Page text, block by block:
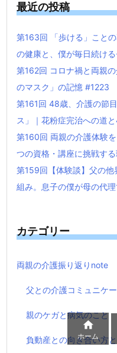
最近の投稿
第163回 「歩ける」こと
の健康と、僕が毎日続け
第162回 コロナ禍と両親
のマスク」の記憶 #1223
第161回 48歳、介護の節
ス」｜花粉症完治への道
第160回 両親の介護体験
つの資格・講座に挑戦す
第159回【体験談】父の
組み。息子の僕が母の代
カテゴリー
両親の介護振り返りnote
父との介護コミュニケ
親のケガと病気のこと
負動産との向き合い方

ホーム